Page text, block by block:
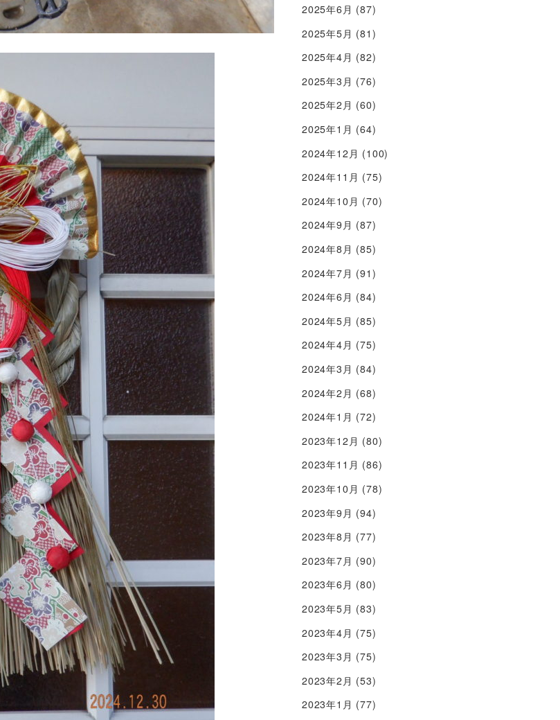
2025年6月 (87)
2025年5月 (81)
2025年4月 (82)
2025年3月 (76)
2025年2月 (60)
2025年1月 (64)
2024年12月 (100)
2024年11月 (75)
2024年10月 (70)
2024年9月 (87)
2024年8月 (85)
2024年7月 (91)
2024年6月 (84)
2024年5月 (85)
2024年4月 (75)
2024年3月 (84)
2024年2月 (68)
2024年1月 (72)
2023年12月 (80)
2023年11月 (86)
2023年10月 (78)
2023年9月 (94)
2023年8月 (77)
2023年7月 (90)
2023年6月 (80)
2023年5月 (83)
2023年4月 (75)
2023年3月 (75)
2023年2月 (53)
2023年1月 (77)